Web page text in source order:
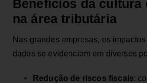
Benefícios da cultura
na área tributária
Nas grandes empresas, os
dados se evidenciam em diversos
Redução de riscos fiscais: